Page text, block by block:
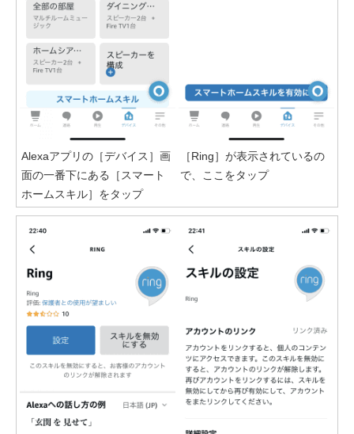
Alexaアプリの［デバイス］画
面の一番下にある［スマート
ホームスキル］をタップ
［Ring］が表示されているの
で、ここをタップ